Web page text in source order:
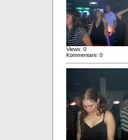
Views: 0
Kommentare: 0